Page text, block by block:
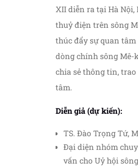
XII diễn ra tại Hà
thuỷ điện trên sông
thúc đẩy sự quan tâm
dòng chính sông Mê-
chia sẻ thông tin,
tâm.
Diễn giả (dự kiến):
TS. Đào Trọng Tứ,
Đại diện nhóm
vấn cho Uỷ hội